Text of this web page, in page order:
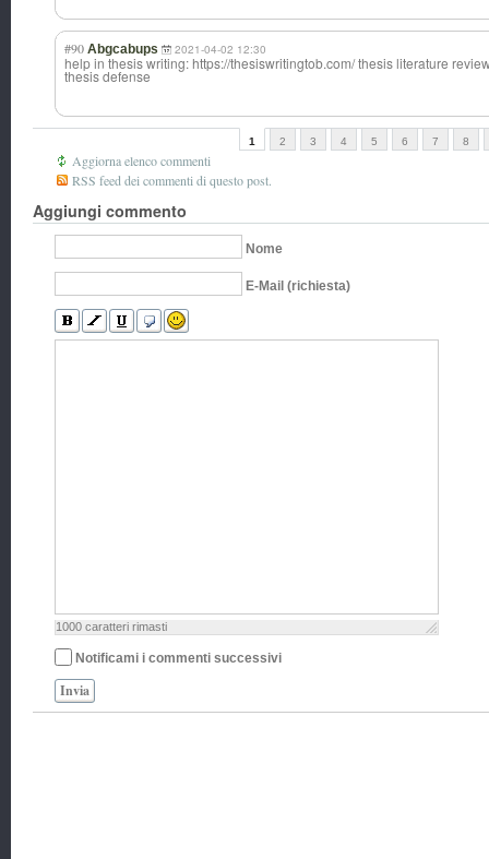
#90 Abgcabups 2021-04-02 12:30
help in thesis writing: https://thesiswritingtob.com/ thesis literature
thesis defense
1 2 3 4 5 6 7 8
Aggiorna elenco commenti
RSS feed dei commenti di questo post.
Aggiungi commento
Nome
E-Mail (richiesta)
1000 caratteri rimasti
Notificami i commenti successivi
Invia